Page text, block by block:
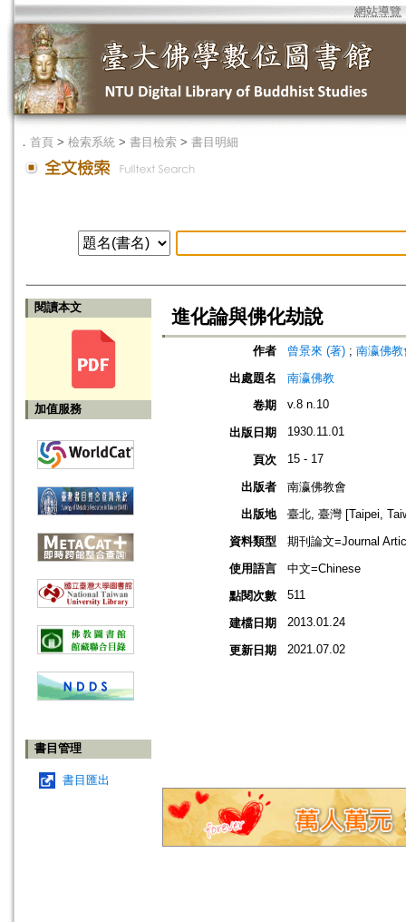
網站導覽
． 首頁 > 檢索系統 > 書目檢索 > 書目明細
閱讀本文
加值服務
書目管理
書目匯出
進化論與佛化劫說
作者 曾景來 (著) ; 南瀛佛
出處題名
南瀛佛教
卷期
v.8 n.10
出版日期 1930.11.01
頁次 15 - 17
出版者
南瀛佛教會
出版地
臺北, 臺灣 [Taipei,
資料類型
期刊論文=Journal
使用語言
中文=Chinese
點閱次數
511
建檔日期 2013.01.24
更新日期 2021.07.02